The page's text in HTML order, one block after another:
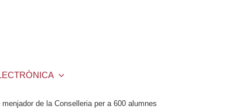
de la Conselleria per a 600 alumnes